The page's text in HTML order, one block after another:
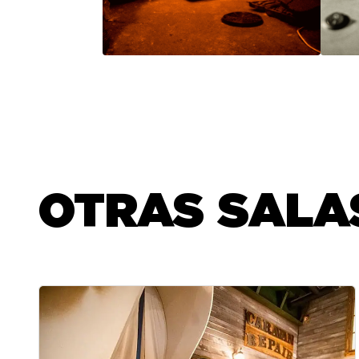
OTRAS